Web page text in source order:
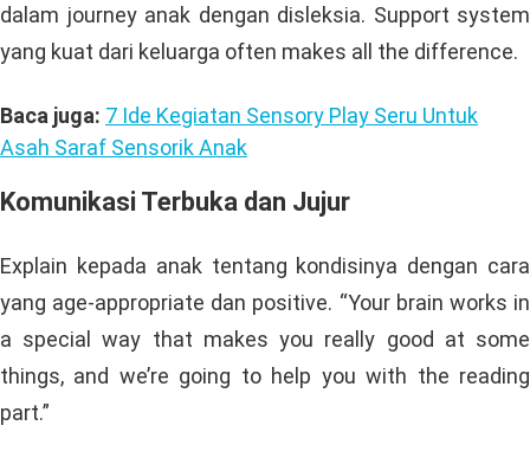
dalam journey anak dengan disleksia. Support system
yang kuat dari keluarga often makes all the difference.
Baca juga: 7 Ide Kegiatan Sensory Play Seru Untuk
Asah Saraf Sensorik Anak
Komunikasi Terbuka dan Jujur
Explain kepada anak tentang kondisinya dengan cara
yang age-appropriate dan positive. “Your brain works in
a special way that makes you really good at some
things, and we’re going to help you with the reading
part.”